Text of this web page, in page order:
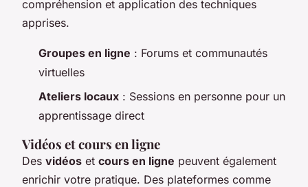
compréhension et application des techniques
apprises.
Groupes en ligne : Forums et communautés
virtuelles
Ateliers locaux : Sessions en personne pour un
apprentissage direct
Vidéos et cours en ligne
Des vidéos et cours en ligne peuvent également
enrichir votre pratique. Des plateformes comme